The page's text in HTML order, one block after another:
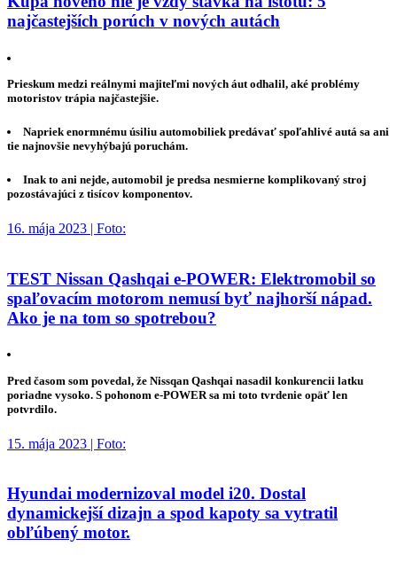
najčastejších porúch v nových autách
Prieskum medzi reálnymi majiteľmi nových áut odhalil, aké problémy
motoristov trápia najčastejšie.
Napriek enormnému úsiliu automobiliek predávať spoľahlivé autá sa ani
tie najnovšie nevyhýbajú poruchám.
Inak to ani nejde, automobil je predsa nesmierne komplikovaný stroj
pozostávajúci z tisícov komponentov.
16. mája 2023 | Foto:
TEST Nissan Qashqai e-POWER: Elektromobil so
spaľovacím motorom nemusí byť najhorší nápad.
Ako je na tom so spotrebou?
Pred časom som povedal, že Nissqan Qashqai nasadil konkurencii latku
poriadne vysoko. S pohonom e-POWER sa mi toto tvrdenie opäť len
potvrdilo.
15. mája 2023 | Foto:
Hyundai modernizoval model i20. Dostal
dynamickejší dizajn a spod kapoty sa vytratil
obľúbený motor.